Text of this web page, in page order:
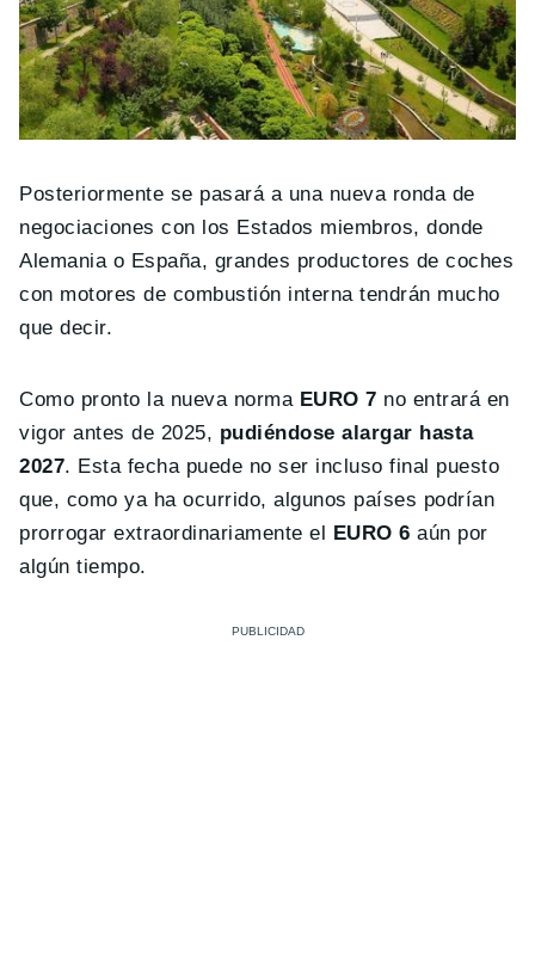
Posteriormente se pasará a una nueva ronda de
negociaciones con los Estados miembros, donde
Alemania o España, grandes productores de coches
con motores de combustión interna tendrán mucho
que decir.
Como pronto la nueva norma EURO 7 no entrará en
vigor antes de 2025, pudiéndose alargar hasta
2027. Esta fecha puede no ser incluso final puesto
que, como ya ha ocurrido, algunos países podrían
prorrogar extraordinariamente el
EURO 6 aún por
algún tiempo.